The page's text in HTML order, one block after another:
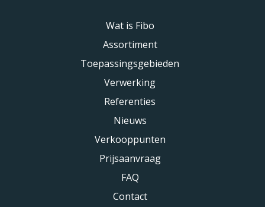
Wat is Fibo
Assortiment
Toepassingsgebieden
Verwerking
Referenties
Nieuws
Verkooppunten
Prijsaanvraag
FAQ
Contact